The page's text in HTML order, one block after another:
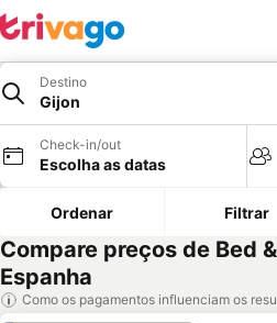
Destino
Gijon
Check-in/out
Escolha as datas
Ordenar Filtrar
Compare preços de Bed
Espanha
Como os pagamentos influenciam os